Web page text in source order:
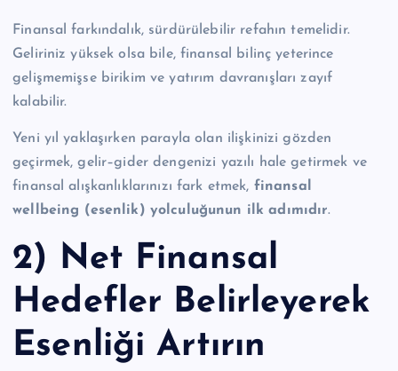
Finansal farkındalık, sürdürülebilir refahın temelidir.
Geliriniz yüksek olsa bile, finansal bilinç yeterince
gelişmemişse birikim ve yatırım davranışları zayıf
kalabilir.
Yeni yıl yaklaşırken parayla olan ilişkinizi gözden
geçirmek, gelir–gider dengenizi yazılı hale getirmek ve
finansal alışkanlıklarınızı fark etmek, finansal
wellbeing (esenlik) yolculuğunun ilk adımıdır.
2) Net Finansal
Hedefler Belirleyerek
Esenliği Artırın